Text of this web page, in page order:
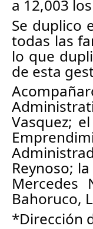
Se duplico
todas las
lo que
de esta
Vasquez;
Reynoso;
Mercedes
Bahoruco,
*Dirección